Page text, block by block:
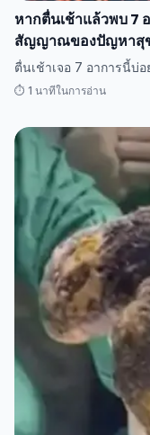
หากตื่นเช้าแล้วพบ 7
สัญญาณของปัญหาสุ
ตื่นเช้าเจอ 7 อาการนี้บ่
⏱️ 1 นาทีในการอ่าน